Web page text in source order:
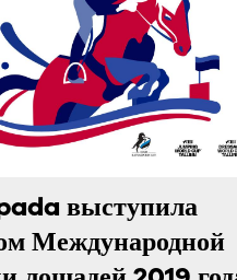
выступила
Международной